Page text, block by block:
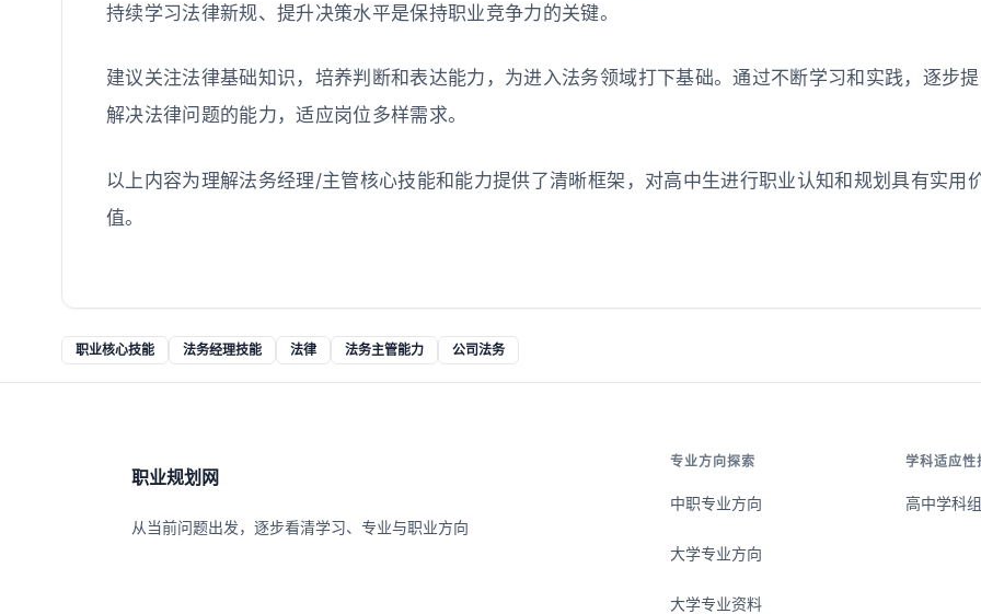
持续学习法律新规、提升决策水平是保持职业竞争力的关键。
建议关注法律基础知识，培养判断和表达能力，为进入法务领域打下基础。通过不断学习和实践，逐步
解决法律问题的能力，适应岗位多样需求。
以上内容为理解法务经理/主管核心技能和能力提供了清晰框架，对高中生进行职业认知和规划具有实用
值。
职业核心技能 法务经理技能 法律 法务主管能力 公司法务
职业规划网
从当前问题出发，逐步看清学习、专业与职业方向
专业方向探索
中职专业方向
大学专业方向
大学专业资料
学科适应性
高中学科